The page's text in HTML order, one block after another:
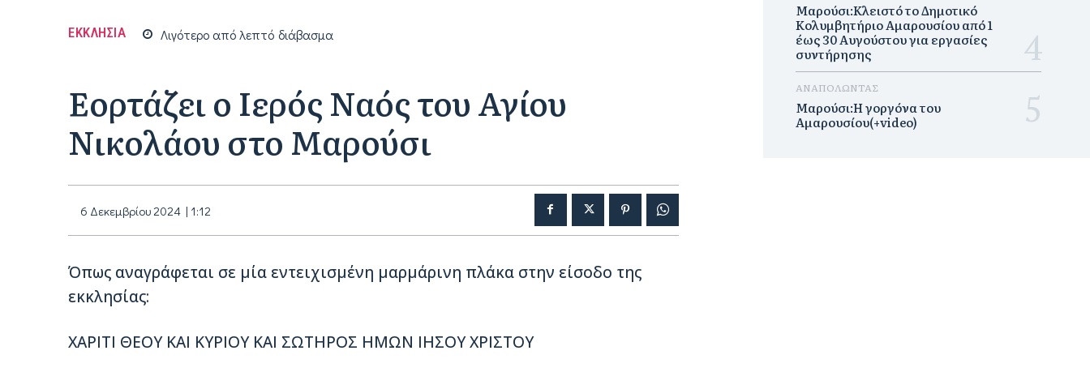
ΕΚΚΛΗΣΙΑ Λιγότερο απόλεπτό διάβασμα
Εορτάζει ο Ιερός Ναός του Αγίου
Νικολάου στο Μαρούσι
6 Δεκεμβρίου 2024 | 1:12
Όπως αναγράφεται σε μία εντειχισμένη μαρμάρινη πλάκα στην είσοδο της
εκκλησίας:
ΧΑΡΙΤΙ ΘΕΟΥ ΚΑΙ ΚΥΡΙΟΥ ΚΑΙ ΣΩΤΗΡΟΣ ΗΜΩΝ ΙΗΣΟΥ ΧΡΙΣΤΟΥ
Μαρούσι:Κλειστό το Δημοτικό
Κολυμβητήριο Αμαρουσίου από 1
έως 30 Αυγούστου για εργασίες
συντήρησης
ΑΝΑΠΟΛΩΝΤΑΣ
Μαρούσι:H γοργόνα του
Αμαρουσίου(+video)